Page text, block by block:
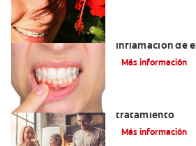
inflamación de
diente?
Más información
tratamiento
Más información